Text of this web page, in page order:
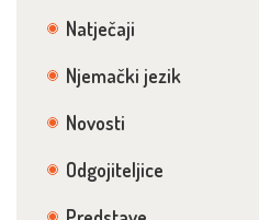
Natječaji
Njemački jezik
Novosti
Odgojiteljice